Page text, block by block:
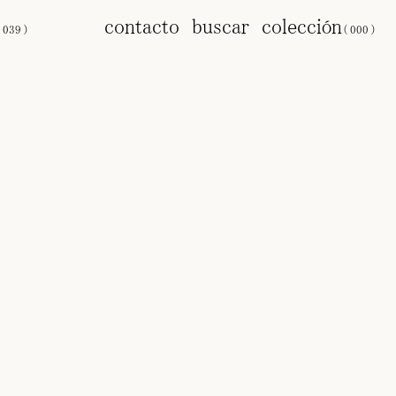
039 ) contacto buscar colección
( 000 )